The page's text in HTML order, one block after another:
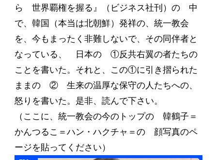
ら 世界覇権を握る』（ビジネス社刊）の 中
で、韓国（本当は北朝鮮）発祥の、統一教会
を、今もまったく非難しないで、その同伴者と
なっている、 日本の ①反共右翼の者たちの
ことを書いた。それと、この①に引き摺られた
ままの ② 生来の温厚な保守の人たちへの、
怒りを書いた。是非、読んで下さい。
（ここに、統一教会の今のトップの 韓鶴子＝
かんつるこ＝ハン・ハクチャ＝の 顔写真のペ
ージを貼ってください）